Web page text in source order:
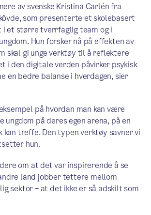
av svenske Kristina Carlén fra
som presenterte et skolebasert
et større tverrfaglig team og i
Hun forsker nå på effekten av
skal gi unge verktøy til å reflektere
i den digitale verden påvirker psykisk
en bedre balanse i hverdagen, sier
på hvordan man kan være
ungdom på deres egen arena, på en
kan treffe. Den typen verktøy savner vi
hun.
om at det var inspirerende å se
land jobber tettere mellom
sektor – at det ikke er så adskilt som